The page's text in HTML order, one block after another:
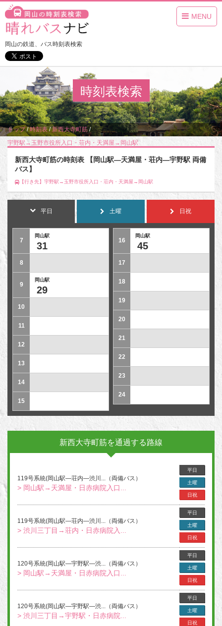
MENU
岡山の鉄道、バス時刻表検索
時刻表検索
トップ/時刻表/新西大寺町筋 /
宇野駅→玉野市役所入口・荘内・天満屋→岡山駅
新西大寺町筋の時刻表 【岡山駅―天満屋・荘内―宇野駅 両備
バス】
【行き先】宇野駅→玉野市役所入口・荘内・天満屋→岡山駅
平日 土曜 日祝
7
岡山駅
31
8
9
岡山駅
29
10
11
12
13
14
15
16
岡山駅
45
17
18
19
20
21
22
23
24
新西大寺町筋を通過する路線
119号系統(岡山駅―荘内―渋川...（両備バス）
> 岡山駅→天満屋・日赤病院入口...
平日
土曜
日祝
119号系統(岡山駅―荘内―渋川...（両備バス）
> 渋川三丁目→荘内・日赤病院入...
平日
土曜
日祝
120号系統(岡山駅―宇野駅―渋...（両備バス）
> 岡山駅→天満屋・日赤病院入口...
平日
土曜
日祝
120号系統(岡山駅―宇野駅―渋...（両備バス）
> 渋川三丁目→宇野駅・日赤病院...
平日
土曜
日祝